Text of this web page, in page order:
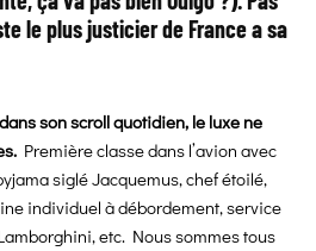
le plus justicier de France a sa
son scroll quotidien, le luxe ne
Première classe dans l’avion avec
siglé Jacquemus, chef étoilé,
individuel à débordement, service
etc. Nous sommes tous